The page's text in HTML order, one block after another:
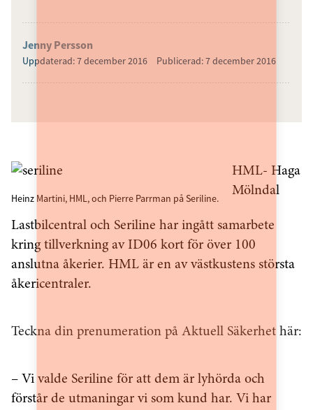
Jenny Persson
Uppdaterad: 7 december 2016 Publicerad: 7 december 2016
Heinz Martini, HML, och Pierre Parrman på Seriline.
HML- Haga
Mölndal
Lastbilcentral och Seriline har ingått samarbete
kring tillverkning av ID06 kort för över 100
anslutna åkerier. HML är en av västkustens största
åkericentraler.
Teckna din prenumeration på Aktuell Säkerhet här:
– Vi valde Seriline för att dem är lyhörda och
förstår de utmaningar vi som kund har. Vi har